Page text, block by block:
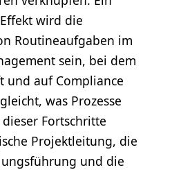
wird die
Routineaufgaben im
sein, bei dem
und auf Compliance
was Prozesse
Fortschritte
Projektleitung, die
und die